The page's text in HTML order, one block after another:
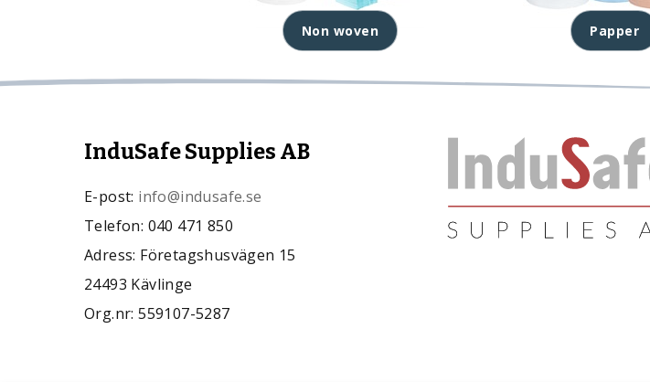
Non woven Papper
InduSafe Supplies AB
E-post: info@indusafe.se
Telefon: 040 471 850
Adress: Företagshusvägen 15
24493 Kävlinge
Org.nr: 559107-5287